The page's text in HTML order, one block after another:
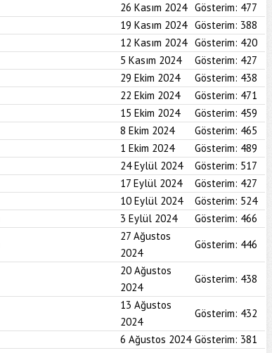
26 Kasım 2024 Gösterim: 477
19 Kasım 2024 Gösterim: 388
12 Kasım 2024 Gösterim: 420
5 Kasım 2024 Gösterim: 427
29 Ekim 2024 Gösterim: 438
22 Ekim 2024 Gösterim: 471
15 Ekim 2024 Gösterim: 459
8 Ekim 2024 Gösterim: 465
1 Ekim 2024 Gösterim: 489
24 Eylül 2024 Gösterim: 517
17 Eylül 2024 Gösterim: 427
10 Eylül 2024 Gösterim: 524
3 Eylül 2024 Gösterim: 466
27 Ağustos
2024
Gösterim: 446
20 Ağustos
2024
Gösterim: 438
13 Ağustos
2024
Gösterim: 432
6 Ağustos 2024 Gösterim: 381